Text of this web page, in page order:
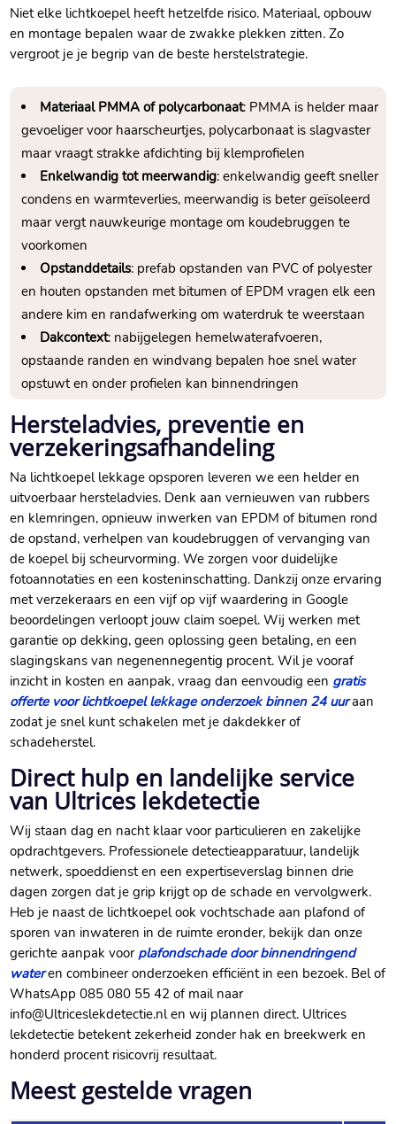
Niet elke lichtkoepel heeft hetzelfde risico. Materiaal, opbouw
en montage bepalen waar de zwakke plekken zitten. Zo
vergroot je je begrip van de beste herstelstrategie.
Materiaal PMMA of polycarbonaat: PMMA is helder maar
gevoeliger voor haarscheurtjes, polycarbonaat is slagvaster
maar vraagt strakke afdichting bij klemprofielen
Enkelwandig tot meerwandig: enkelwandig geeft sneller
condens en warmteverlies, meerwandig is beter geïsoleerd
maar vergt nauwkeurige montage om koudebruggen te
voorkomen
Opstanddetails: prefab opstanden van PVC of polyester
en houten opstanden met bitumen of EPDM vragen elk een
andere kim en randafwerking om waterdruk te weerstaan
Dakcontext: nabijgelegen hemelwaterafvoeren,
opstaande randen en windvang bepalen hoe snel water
opstuwt en onder profielen kan binnendringen
Hersteladvies, preventie en
verzekeringsafhandeling
Na lichtkoepel lekkage opsporen leveren we een helder en
uitvoerbaar hersteladvies. Denk aan vernieuwen van rubbers
en klemringen, opnieuw inwerken van EPDM of bitumen rond
de opstand, verhelpen van koudebruggen of vervanging van
de koepel bij scheurvorming. We zorgen voor duidelijke
fotoannotaties en een kosteninschatting. Dankzij onze ervaring
met verzekeraars en een vijf op vijf waardering in Google
beoordelingen verloopt jouw claim soepel. Wij werken met
garantie op dekking, geen oplossing geen betaling, en een
slagingskans van negenennegentig procent. Wil je vooraf
inzicht in kosten en aanpak, vraag dan eenvoudig een gratis
offerte voor lichtkoepel lekkage onderzoek binnen 24 uuraan
zodat je snel kunt schakelen met je dakdekker of
schadeherstel.
Direct hulp en landelijke service
van Ultrices lekdetectie
Wij staan dag en nacht klaar voor particulieren en zakelijke
opdrachtgevers. Professionele detectieapparatuur, landelijk
netwerk, spoeddienst en een expertiseverslag binnen drie
dagen zorgen dat je grip krijgt op de schade en vervolgwerk.
Heb je naast de lichtkoepel ook vochtschade aan plafond of
sporen van inwateren in de ruimte eronder, bekijk dan onze
gerichte aanpak voor plafondschade door binnendringend
wateren combineer onderzoeken efficiënt in een bezoek. Bel of
WhatsApp 085 080 55 42 of mail naar
info@Ultriceslekdetectie.nl en wij plannen direct. Ultrices
lekdetectie betekent zekerheid zonder hak en breekwerk en
honderd procent risicovrij resultaat.
Meest gestelde vragen